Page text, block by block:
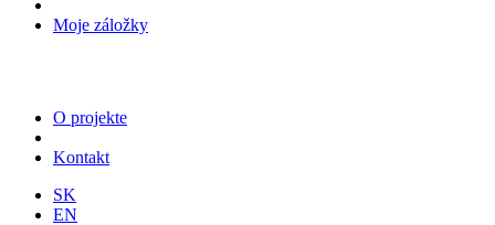
Moje záložky
O projekte
Kontakt
SK
EN